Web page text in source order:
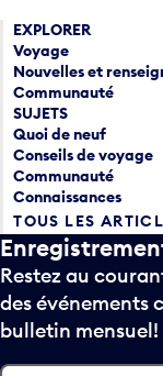
EXPLORER
Voyage
Nouvelles et
Communauté
SUJETS
Quoi de neuf
Conseils de voyage
Communauté
Connaissances
TOUS LES
Restez au
des événements
bulletin mensuel!